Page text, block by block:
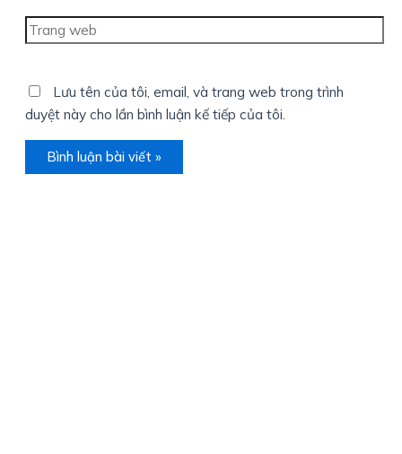
Trang
web
Lưu tên của tôi, email, và trang web trong trình
duyệt này cho lần bình luận kế tiếp của tôi.